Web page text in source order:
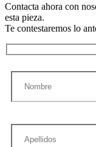
Contacta ahora con
esta pieza.
Te contestaremos lo